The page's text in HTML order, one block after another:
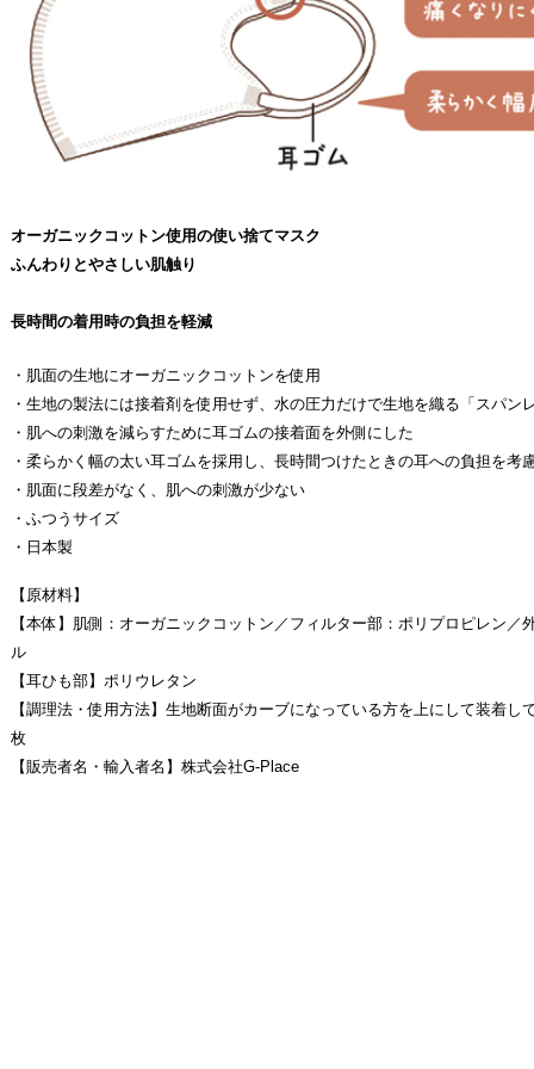
オーガニックコットン使用の使い捨てマスク
ふんわりとやさしい肌触り
長時間の着用時の負担を軽減
・肌面の生地にオーガニックコットンを使用
・生地の製法には接着剤を使用せず、水の圧力だけで生地を織る「スパン
・肌への刺激を減らすために耳ゴムの接着面を外側にした
・柔らかく幅の太い耳ゴムを採用し、長時間つけたときの耳への負担を考
・肌面に段差がなく、肌への刺激が少ない
・ふつうサイズ
・日本製
【原材料】
【本体】肌側：オーガニックコットン／フィルター部：ポリプロピレン／
ル
【耳ひも部】ポリウレタン
【調理法・使用方法】 生地断面がカーブになっている方を上にして装着し
枚
【販売者名・輸入者名】 株式会社G-Place